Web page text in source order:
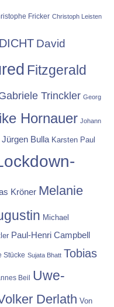
Fricker Christoph Leisten
David
Fitzgerald
Trinckler Georg
Hornauer Johann
Jürgen Bulla Karsten Paul
Kröner Melanie
Michael
Paul-Henri Campbell
Stücke Sujata Bhatt Tobias
Beil Uwe-
Derlath Von